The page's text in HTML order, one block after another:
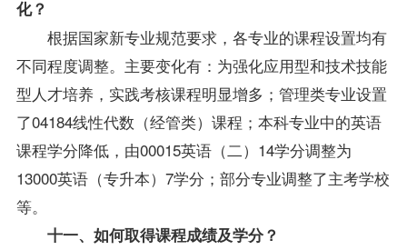
化？
根据国家新专业规范要求，各专业的课程设置均有
不同程度调整。主要变化有：为强化应用型和技术技能
型人才培养，实践考核课程明显增多；管理类专业设置
了04184线性代数（经管类）课程；本科专业中的英语
课程学分降低，由00015英语（二）14学分调整为
13000英语（专升本）7学分；部分专业调整了主考学校
等。
十一、如何取得课程成绩及学分？